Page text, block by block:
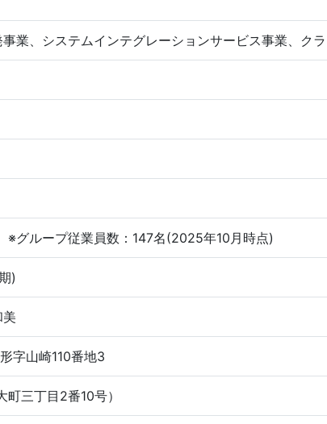
業、システムインテグレーションサービス事業、ク
グループ従業員数：147名(2025年10月時点)
)
字山崎110番地3
三丁目2番10号）